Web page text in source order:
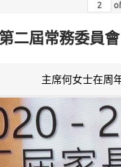
二屆常務委員
主席何女士在周